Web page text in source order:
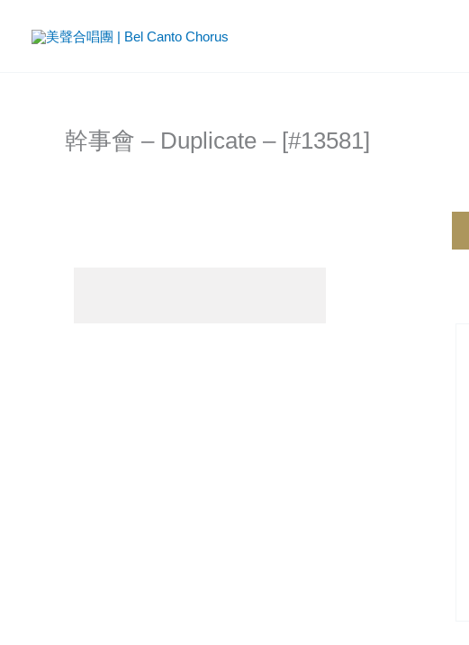
content
幹事會 – Duplicate – [#13581]